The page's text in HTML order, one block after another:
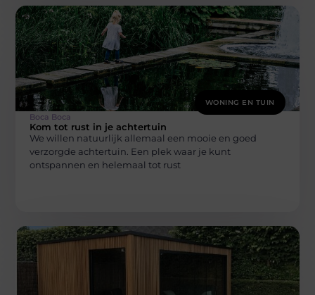
WONING EN TUIN
Boca Boca
Kom tot rust in je achtertuin
We willen natuurlijk allemaal een mooie en goed
verzorgde achtertuin. Een plek waar je kunt
ontspannen en helemaal tot rust